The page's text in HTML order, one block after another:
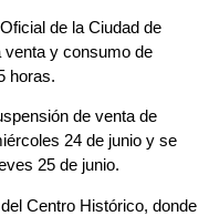
de la Ciudad de
venta y consumo de
horas.
de venta de
24 de junio y se
25 de junio.
Centro Histórico, donde